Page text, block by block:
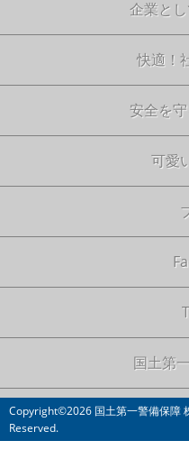
企業と
快適！
安全を
可愛
国土第
Copyright©2026 国土第一警備保障
Reserved.